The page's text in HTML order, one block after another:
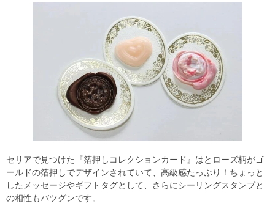
セリアで見つけた『箔押しコレクションカード』はとローズ柄がゴ
ールドの箔押しでデザインされていて、高級感たっぷり！ちょっと
したメッセージやギフトタグとして、さらにシーリングスタンプと
の相性もバツグンです。